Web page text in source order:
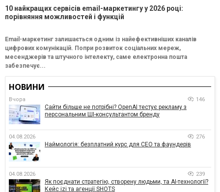
10 найкращих сервісів email-маркетингу у 2026 році:
порівняння можливостей і функцій
Email-маркетинг залишається одним із найефективніших каналів
цифрових комунікацій. Попри розвиток соціальних мереж,
месенджерів та штучного інтелекту, саме електронна пошта
забезпечує...
НОВИНИ
Вчора 146
Сайти більше не потрібні? OpenAI тестує рекламу з
персональним ШІ-консультантом бренду
04.08.2026 276
Наймологія: безплатний курс для CEO та фаундерів
04.08.2026 239
Як поєднати стратегію, створену людьми, та AI-технології?
Кейс izi та агенції SHOTS